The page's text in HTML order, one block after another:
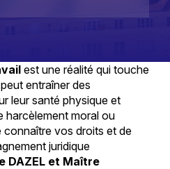
est une réalité qui touche
entraîner des
leur santé physique et
harcèlement moral ou
connaître vos droits et de
juridique
DAZEL et Maître